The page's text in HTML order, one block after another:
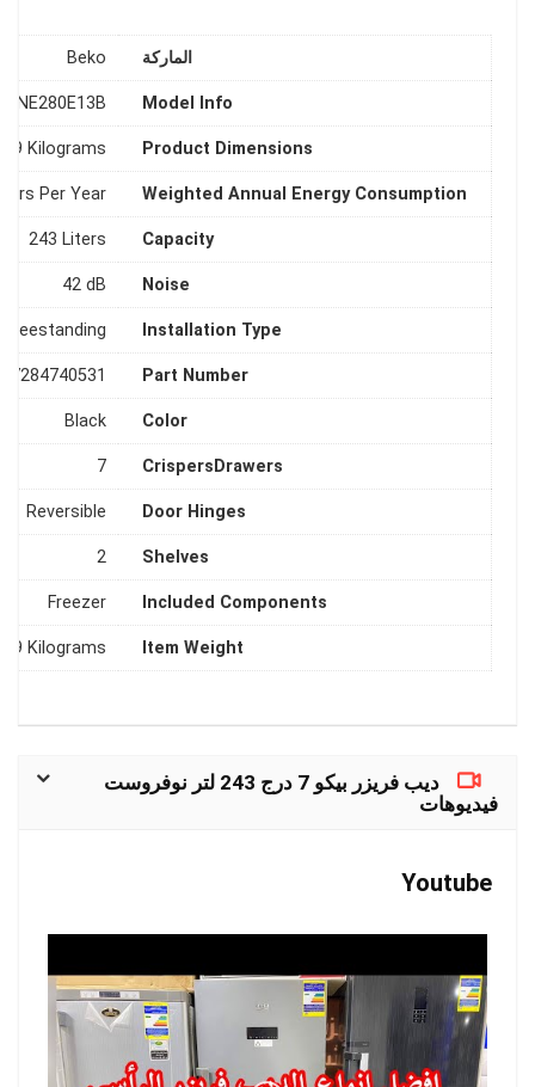
الماركة Beko
Model Info
Product Dimensions
Kilograms
Weighted Annual Energy Consumption
Per Year
Capacity
‎243 Liters
Noise
‎42 dB
Installation Type
‎Freestanding
Part Number
‎7284740531
Color
‎Black
CrispersDrawers
‎7
Door Hinges
‎Reversible
Shelves
‎2
Included Components
‎Freezer
Item Weight
‎69 Kilograms
ديب فريزر بيكو 7 درج 243 لتر نوفروست
فيديوهات
Youtube